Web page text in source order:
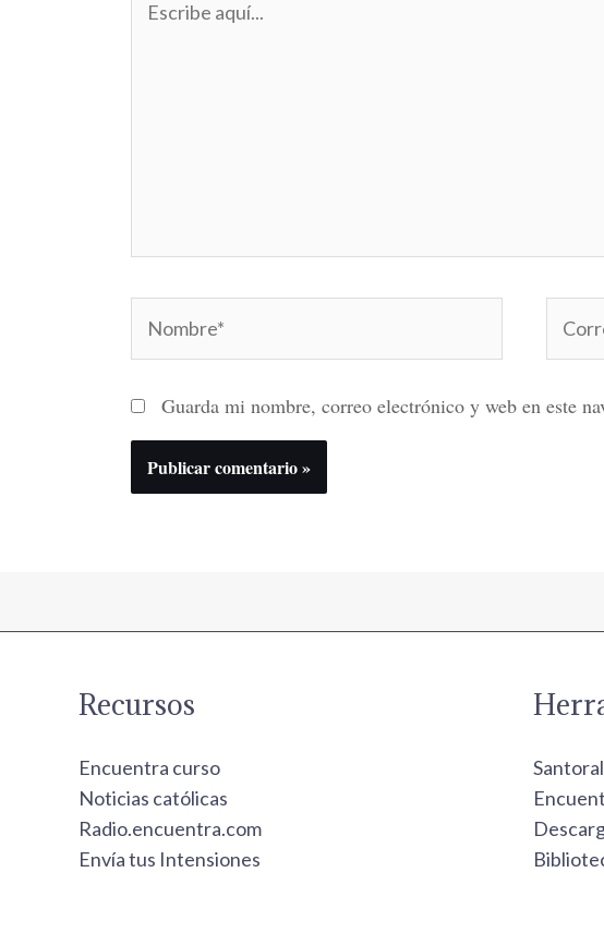
aquí...
Guarda mi nombre, correo electrónico y web en este
Recursos
Encuentra curso
Noticias católicas
Radio.encuentra.com
Envía tus Intensiones
Santoral